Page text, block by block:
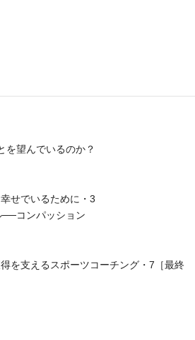
を望んでいるのか？
せでいるために・3
──コンパッション
を支えるスポーツコーチング・7［最終